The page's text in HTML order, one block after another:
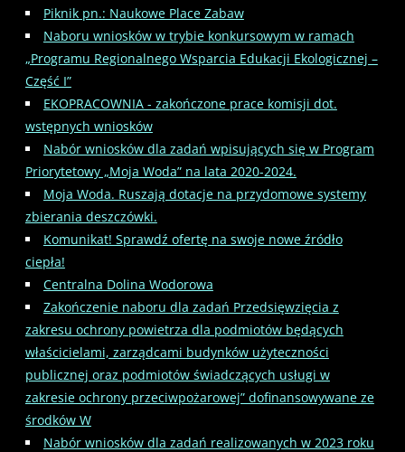
Piknik pn.: Naukowe Place Zabaw
Naboru wniosków w trybie konkursowym w ramach
„Programu Regionalnego Wsparcia Edukacji Ekologicznej –
Część I”
EKOPRACOWNIA - zakończone prace komisji dot.
wstępnych wniosków
Nabór wniosków dla zadań wpisujących się w Program
Priorytetowy „Moja Woda” na lata 2020-2024.
Moja Woda. Ruszają dotacje na przydomowe systemy
zbierania deszczówki.
Komunikat! Sprawdź ofertę na swoje nowe źródło
ciepła!
Centralna Dolina Wodorowa
Zakończenie naboru dla zadań Przedsięwzięcia z
zakresu ochrony powietrza dla podmiotów będących
właścicielami, zarządcami budynków użyteczności
publicznej oraz podmiotów świadczących usługi w
zakresie ochrony przeciwpożarowej” dofinansowywane ze
środków W
Nabór wniosków dla zadań realizowanych w 2023 roku